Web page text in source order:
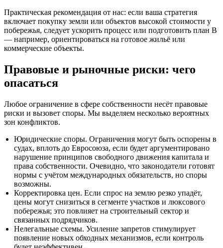
Практическая рекомендация от нас: если ваша стратегия
включает покупку земли или объектов высокой стоимости у
побережья, следует ускорить процесс или подготовить план B
— например, ориентироваться на готовое жильё или
коммерческие объекты.
Правовые и рыночные риски: чего
опасаться
Любое ограничение в сфере собственности несёт правовые
риски и вызовет споры. Мы выделяем несколько вероятных
зон конфликтов.
Юридические споры. Ограничения могут быть оспорены в
судах, вплоть до Евросоюза, если будет аргументировано
нарушение принципов свободного движения капитала и
права собственности. Очевидно, что законодатели готовят
нормы с учётом международных обязательств, но споры
возможны.
Корректировка цен. Если спрос на землю резко упадёт,
цены могут снизиться в сегменте участков и люксового
побережья; это повлияет на строительный сектор и
связанных подрядчиков.
Нелегальные схемы. Усиление запретов стимулирует
появление новых обходных механизмов, если контроль